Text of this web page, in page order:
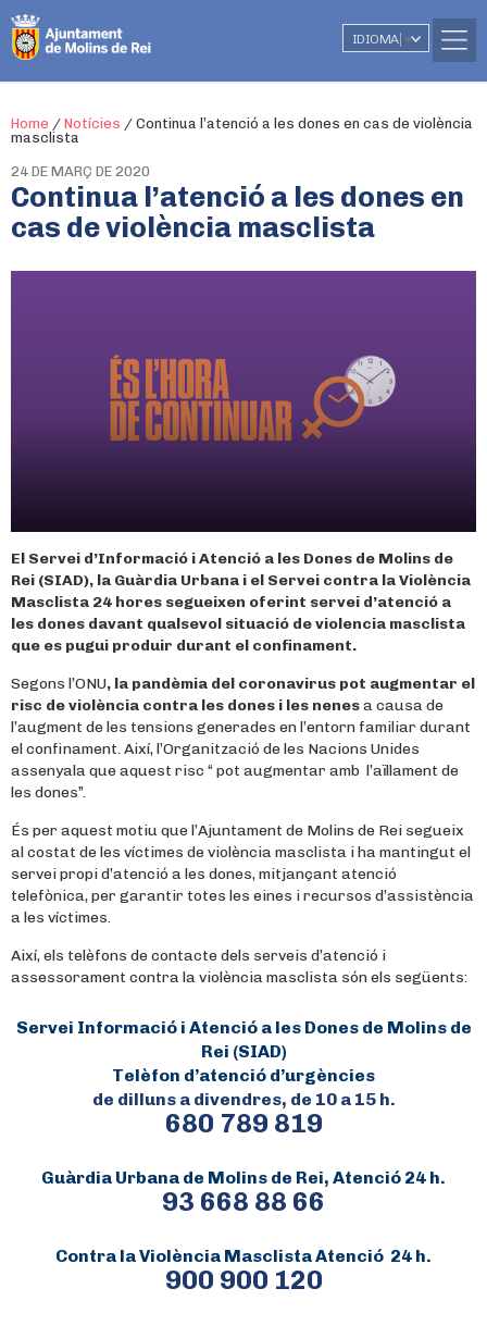
IDIOMA ▼
Home / Notícies / Continua l’atenció a les dones en cas de violència
masclista
24 DE MARÇ DE 2020
Continua l’atenció a les dones en
cas de violència masclista
El Servei d’Informació i Atenció a les Dones de Molins de
Rei (SIAD), la Guàrdia Urbana i el Servei contra la Violència
Masclista 24 hores segueixen oferint servei d’atenció a
les dones davant qualsevol situació de violencia masclista
que es pugui produir durant el confinament.
Segons l’ONU, la pandèmia del coronavirus pot augmentar el
risc de violència contra les dones i les nenesa causa de
l’augment de les tensions generades en l’entorn familiar durant
el confinament. Així, l’Organització de les Nacions Unides
assenyala que aquest risc “ pot augmentar amb l’aïllament de
les dones”.
És per aquest motiu que l’Ajuntament de Molins de Rei segueix
al costat de les víctimes de violència masclista i ha mantingut el
servei propi d’atenció a les dones, mitjançant atenció
telefònica, per garantir totes les eines i recursos d’assistència
a les víctimes.
Així, els telèfons de contacte dels serveis d’atenció i
assessorament contra la violència masclista són els següents:
Servei Informació i Atenció a les Dones de Molins de
Rei (SIAD)
Telèfon d’atenció d’urgències
de dilluns a divendres, de 10 a 15 h.
680 789 819
Guàrdia Urbana de Molins de Rei, Atenció 24 h.
93 668 88 66
Contra la Violència Masclista Atenció 24 h.
900 900 120